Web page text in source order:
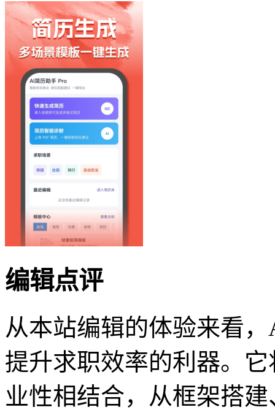
编辑点评
从本站编辑的体验来看
提升求职效率的利器。
业性相结合，从框架搭